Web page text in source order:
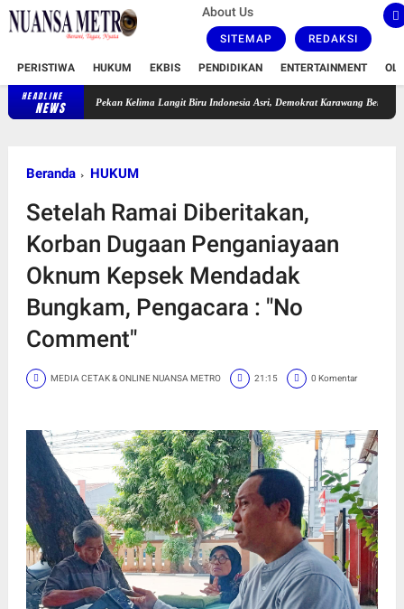
About Us
SITEMAP REDAKSI
PERISTIWA HUKUM EKBIS PENDIDIKAN ENTERTAINMENT
HEADLINE
NEWS
Pekan Kelima Langit Biru Indonesia Asri, Demokrat Karawang Bersihkan TPU
Beranda HUKUM
Setelah Ramai Diberitakan,
Korban Dugaan Penganiayaan
Oknum Kepsek Mendadak
Bungkam, Pengacara : "No
Comment"
MEDIA CETAK & ONLINE NUANSA METRO 21:15 0 Komentar